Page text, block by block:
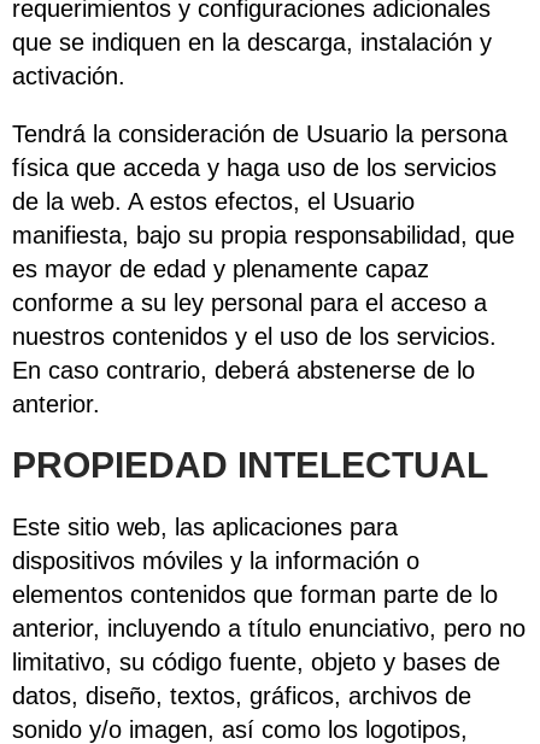
requerimientos y configuraciones adicionales
que se indiquen en la descarga, instalación y
activación.
Tendrá la consideración de Usuario la persona
física que acceda y haga uso de los servicios
de la web. A estos efectos, el Usuario
manifiesta, bajo su propia responsabilidad, que
es mayor de edad y plenamente capaz
conforme a su ley personal para el acceso a
nuestros contenidos y el uso de los servicios.
En caso contrario, deberá abstenerse de lo
anterior.
PROPIEDAD INTELECTUAL
Este sitio web, las aplicaciones para
dispositivos móviles y la información o
elementos contenidos que forman parte de lo
anterior, incluyendo a título enunciativo, pero no
limitativo, su código fuente, objeto y bases de
datos, diseño, textos, gráficos, archivos de
sonido y/o imagen, así como los logotipos,